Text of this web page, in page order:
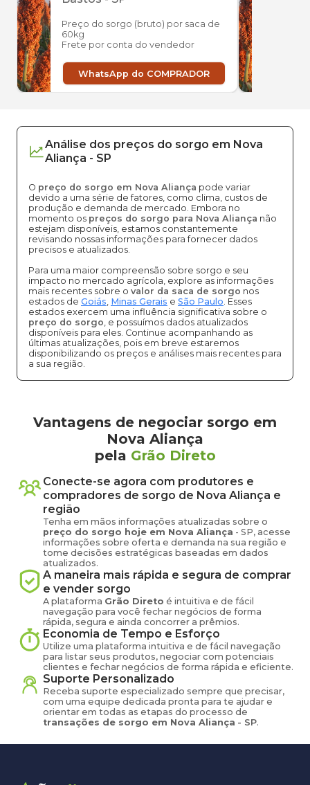
Preço do sorgo (bruto) por saca de
60kg
Frete por conta do vendedor
WhatsApp do COMPRADOR
Análise dos preços do sorgo em Nova
Aliança - SP
O preço do sorgo em Nova Aliança pode variar
devido a uma série de fatores, como clima, custos de
produção e demanda de mercado. Embora no
momento os preços do sorgo para Nova Aliança não
estejam disponíveis, estamos constantemente
revisando nossas informações para fornecer dados
precisos e atualizados.
Para uma maior compreensão sobre sorgo e seu
impacto no mercado agrícola, explore as informações
mais recentes sobre o valor da saca de sorgo nos
estados de Goiás, Minas Gerais e São Paulo. Esses
estados exercem uma influência significativa sobre o
preço do sorgo, e possuímos dados atualizados
disponíveis para eles. Continue acompanhando as
últimas atualizações, pois em breve estaremos
disponibilizando os preços e análises mais recentes para
a sua região.
Vantagens de negociar sorgo em
Nova Aliança
pela Grão Direto
Conecte-se agora com produtores e
compradores de sorgo de Nova Aliança e
região
Tenha em mãos informações atualizadas sobre o
preço do sorgo hoje em Nova Aliança - SP, acesse
informações sobre oferta e demanda na sua região e
tome decisões estratégicas baseadas em dados
atualizados.
A maneira mais rápida e segura de comprar
e vender sorgo
A plataforma Grão Direto é intuitiva e de fácil
navegação para você fechar negócios de forma
rápida, segura e ainda concorrer a prêmios.
Economia de Tempo e Esforço
Utilize uma plataforma intuitiva e de fácil navegação
para listar seus produtos, negociar com potenciais
clientes e fechar negócios de forma rápida e eficiente.
Suporte Personalizado
Receba suporte especializado sempre que precisar,
com uma equipe dedicada pronta para te ajudar e
orientar em todas as etapas do processo de
transações de sorgo em Nova Aliança - SP.